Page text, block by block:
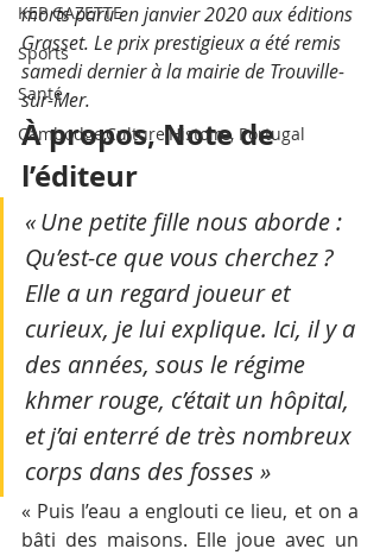
KEP GAZETTE
Sports
Santé
Cambodge,Culture,Histoire, Portugal
morts paru en janvier 2020 aux éditions
Grasset. Le prix prestigieux a été remis
samedi dernier à la mairie de Trouville-
sur-Mer.
À propos, Note de
l’éditeur
« Une petite fille nous aborde :
Qu’est-ce que vous cherchez ?
Elle a un regard joueur et
curieux, je lui explique. Ici, il y a
des années, sous le régime
khmer rouge, c’était un hôpital,
et j’ai enterré de très nombreux
corps dans des fosses »
« Puis l’eau a englouti ce lieu, et on a
bâti des maisons. Elle joue avec un